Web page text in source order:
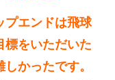
プエンドは飛球
標をいただいた
かったです。